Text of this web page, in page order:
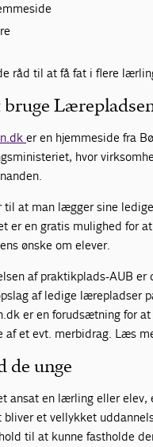
råd til at få fat i flere
bruge
er en hjemmeside fra
hvor
til at man lægger sine
er en gratis mulighed for
ønske om elever.
af praktikplads-AUB
af ledige lærepladser
er en forudsætning for at
af et evt. merbidrag. Læs
de unge
ansat en lærling eller
bliver et vellykket
til at kunne fastholde